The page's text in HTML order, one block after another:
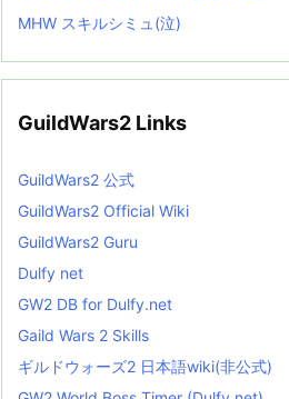
MHW スキルシミュ(泣)
GuildWars2 Links
GuildWars2 公式
GuildWars2 Official Wiki
GuildWars2 Guru
Dulfy net
GW2 DB for Dulfy.net
Gaild Wars 2 Skills
ギルドウォーズ2 日本語wiki(非公式)